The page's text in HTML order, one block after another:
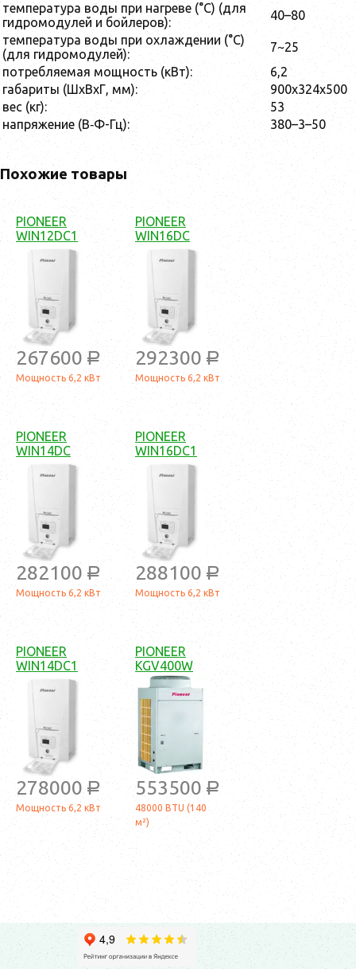
температура воды при нагреве (°С) (для
гидромодулей и бойлеров):
40–80
температура воды при охлаждении (°С)
(для гидромодулей):
7~25
потребляемая мощность (кВт):
6,2
габариты (ШхВхГ, мм):
900x324x500
вес (кг):
53
напряжение (В‑Ф-Гц):
380–3–50
Похожие товары
PIONEER
WIN12DC1
267600 a
Мощность 6,2 кВт
PIONEER
WIN16DC
292300 a
Мощность 6,2 кВт
PIONEER
WIN14DC
282100 a
Мощность 6,2 кВт
PIONEER
WIN16DC1
288100 a
Мощность 6,2 кВт
PIONEER
WIN14DC1
278000 a
Мощность 6,2 кВт
PIONEER
KGV400W
553500 a
48000 BTU (140
м²)